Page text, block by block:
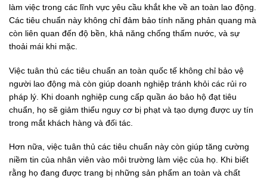
làm việc trong các lĩnh vực yêu cầu khắt khe về an toàn lao động.
Các tiêu chuẩn này không chỉ đảm bảo tính năng phản quang mà
còn liên quan đến độ bền, khả năng chống thấm nước, và sự
thoải mái khi mặc.
Việc tuân thủ các tiêu chuẩn an toàn quốc tế không chỉ bảo vệ
người lao động mà còn giúp doanh nghiệp tránh khỏi các rủi ro
pháp lý. Khi doanh nghiệp cung cấp quần áo bảo hộ đạt tiêu
chuẩn, họ sẽ giảm thiểu nguy cơ bị phạt và tạo dựng được uy tín
trong mắt khách hàng và đối tác.
Hơn nữa, việc tuân thủ các tiêu chuẩn này còn giúp tăng cường
niềm tin của nhân viên vào môi trường làm việc của họ. Khi biết
rằng họ đang được trang bị những sản phẩm an toàn và chất